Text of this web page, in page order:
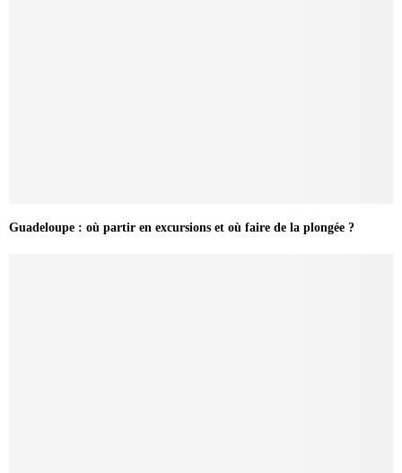
Guadeloupe : où partir en excursions et où faire de la plongée ?